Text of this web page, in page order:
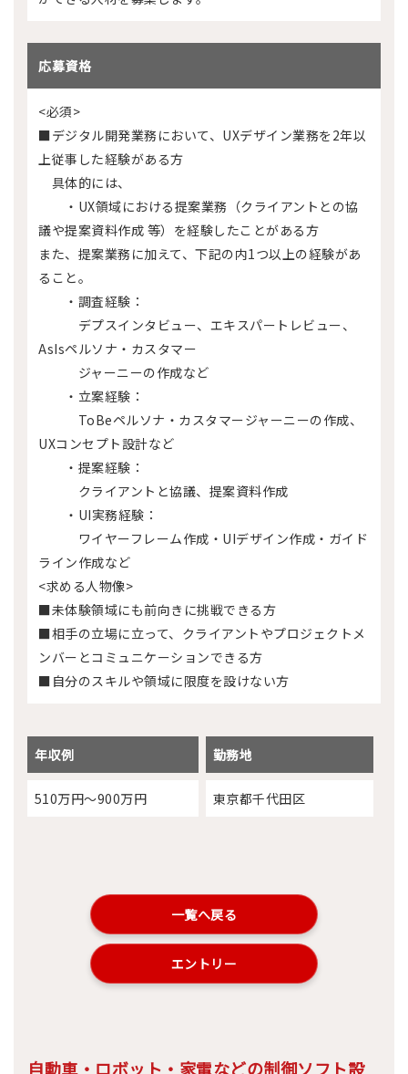
応募資格
<必須>
■デジタル開発業務において、UXデザイン業務を2年以
上従事した経験がある方
具体的には、
・UX領域における提案業務（クライアントとの協
議や提案資料作成 等）を経験したことがある方
また、提案業務に加えて、下記の内1つ以上の経験があ
ること。
・調査経験：
デプスインタビュー、エキスパートレビュー、
AsIsペルソナ・カスタマー
ジャーニーの作成など
・立案経験：
ToBeペルソナ・カスタマージャーニーの作成、
UXコンセプト設計など
・提案経験：
クライアントと協議、提案資料作成
・UI実務経験：
ワイヤーフレーム作成・UIデザイン作成・ガイド
ライン作成など
<求める人物像>
■未体験領域にも前向きに挑戦できる方
■相手の立場に立って、クライアントやプロジェクトメ
ンバーとコミュニケーションできる方
■自分のスキルや領域に限度を設けない方
年収例 勤務地
510万円～900万円 東京都千代田区
一覧へ戻る
エントリー
自動車・ロボット・家電などの制御ソフト設